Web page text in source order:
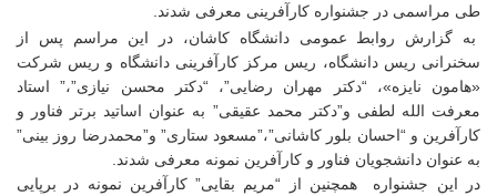
محیط
زیست
علم
و
فناوری
طی مراسمی در جشنواره کارآفرینی معرفی شدند.
به گزارش روابط عمومی دانشگاه کاشان، در این مراسم پس از
سخنرانی ریس دانشگاه، ریس مرکز کارآفرینی دانشگاه و ریس شرکت
«هامون نایزه»، “دکتر مهران رضایی”، “دکتر محسن نیازی”،” استاد
معرفت الله لطفی و”دکتر محمد عقیقی” به عنوان اساتید برتر فناور و
کارآفرین و “احسان بلور کاشانی”،”مسعود ستاری” و”محمدرضا روز بینی”
به عنوان دانشجویان فناور و کارآفرین نمونه معرفی شدند.
در این جشنواره همچنین از “مریم بقایی” کارآفرین نمونه در برپایی